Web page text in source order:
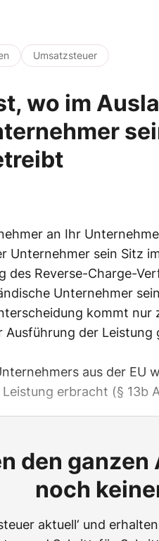
Umsatzsteuer
wo im
an Ihr
Unternehmer sein Sitz
des Reverse-Charge-
Unternehmer
kommt nur
der Leistung
aus der EU
erbracht (§ 13b
den
noch
aktuell‘ und